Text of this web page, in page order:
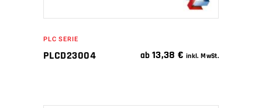
PLC SERIE
PLCD23004 ab 13,38€ inkl. MwSt.